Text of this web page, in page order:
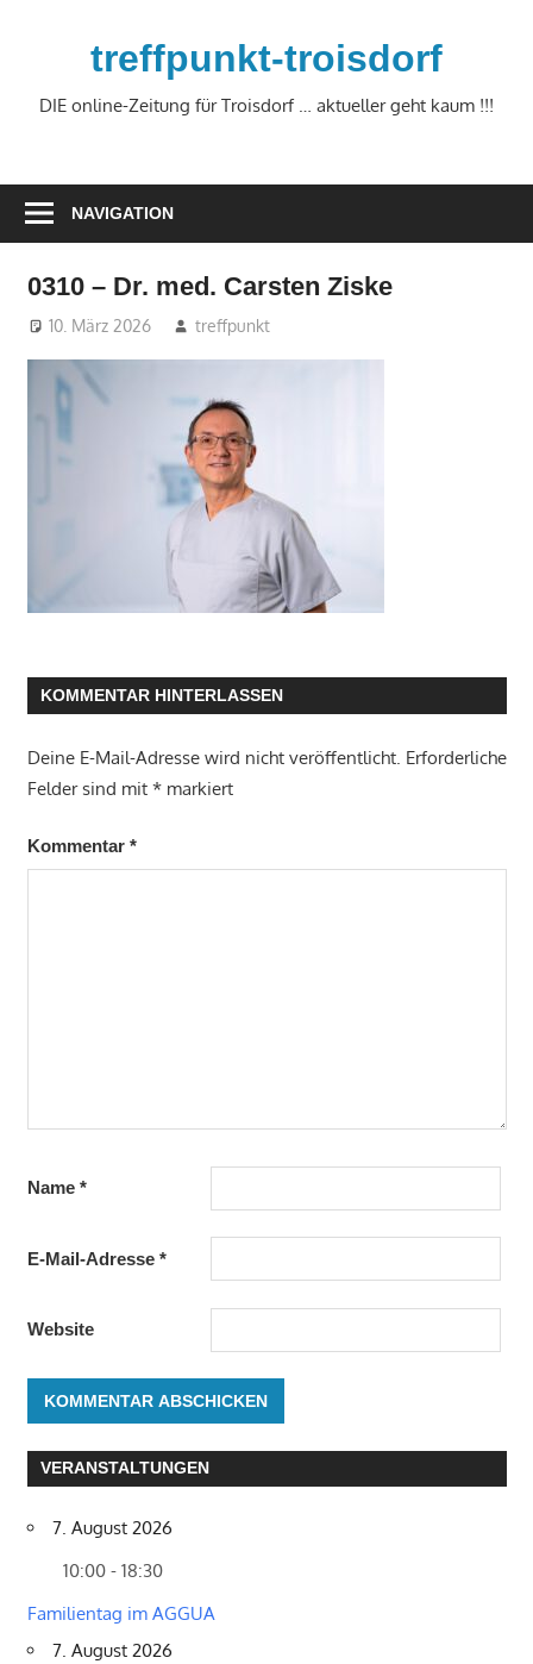
treffpunkt-troisdorf
DIE online-Zeitung für Troisdorf … aktueller geht kaum !!!
NAVIGATION
0310 – Dr. med. Carsten Ziske
10. März 2026 treffpunkt
KOMMENTAR HINTERLASSEN
Deine E-Mail-Adresse wird nicht veröffentlicht. Erforderliche
Felder sind mit *markiert
Kommentar *
Name *
E-Mail-Adresse *
Website
VERANSTALTUNGEN
7. August 2026
10:00 - 18:30
Familientag im AGGUA
7. August 2026